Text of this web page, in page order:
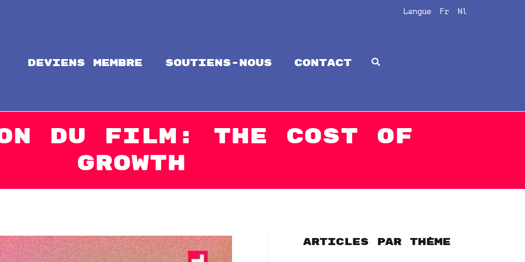
Langue Fr Nl
Deviens membre soutiens-nous CONTACT
du film: The Cost of
Growth
Articles par thème